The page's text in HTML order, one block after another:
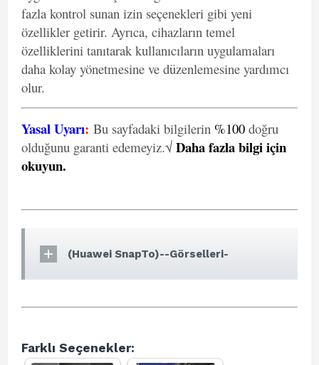
fazla kontrol sunan izin seçenekleri gibi yeni
özellikler getirir. Ayrıca, cihazların temel
özelliklerini tanıtarak kullanıcıların uygulamaları
daha kolay yönetmesine ve düzenlemesine yardımcı
olur.
Yasal Uyarı: Bu sayfadaki bilgilerin %100 doğru
olduğunu garanti edemeyiz.√ Daha fazla bilgi için
okuyun.
(Huawei SnapTo)--Görselleri-
Farklı Seçenekler: